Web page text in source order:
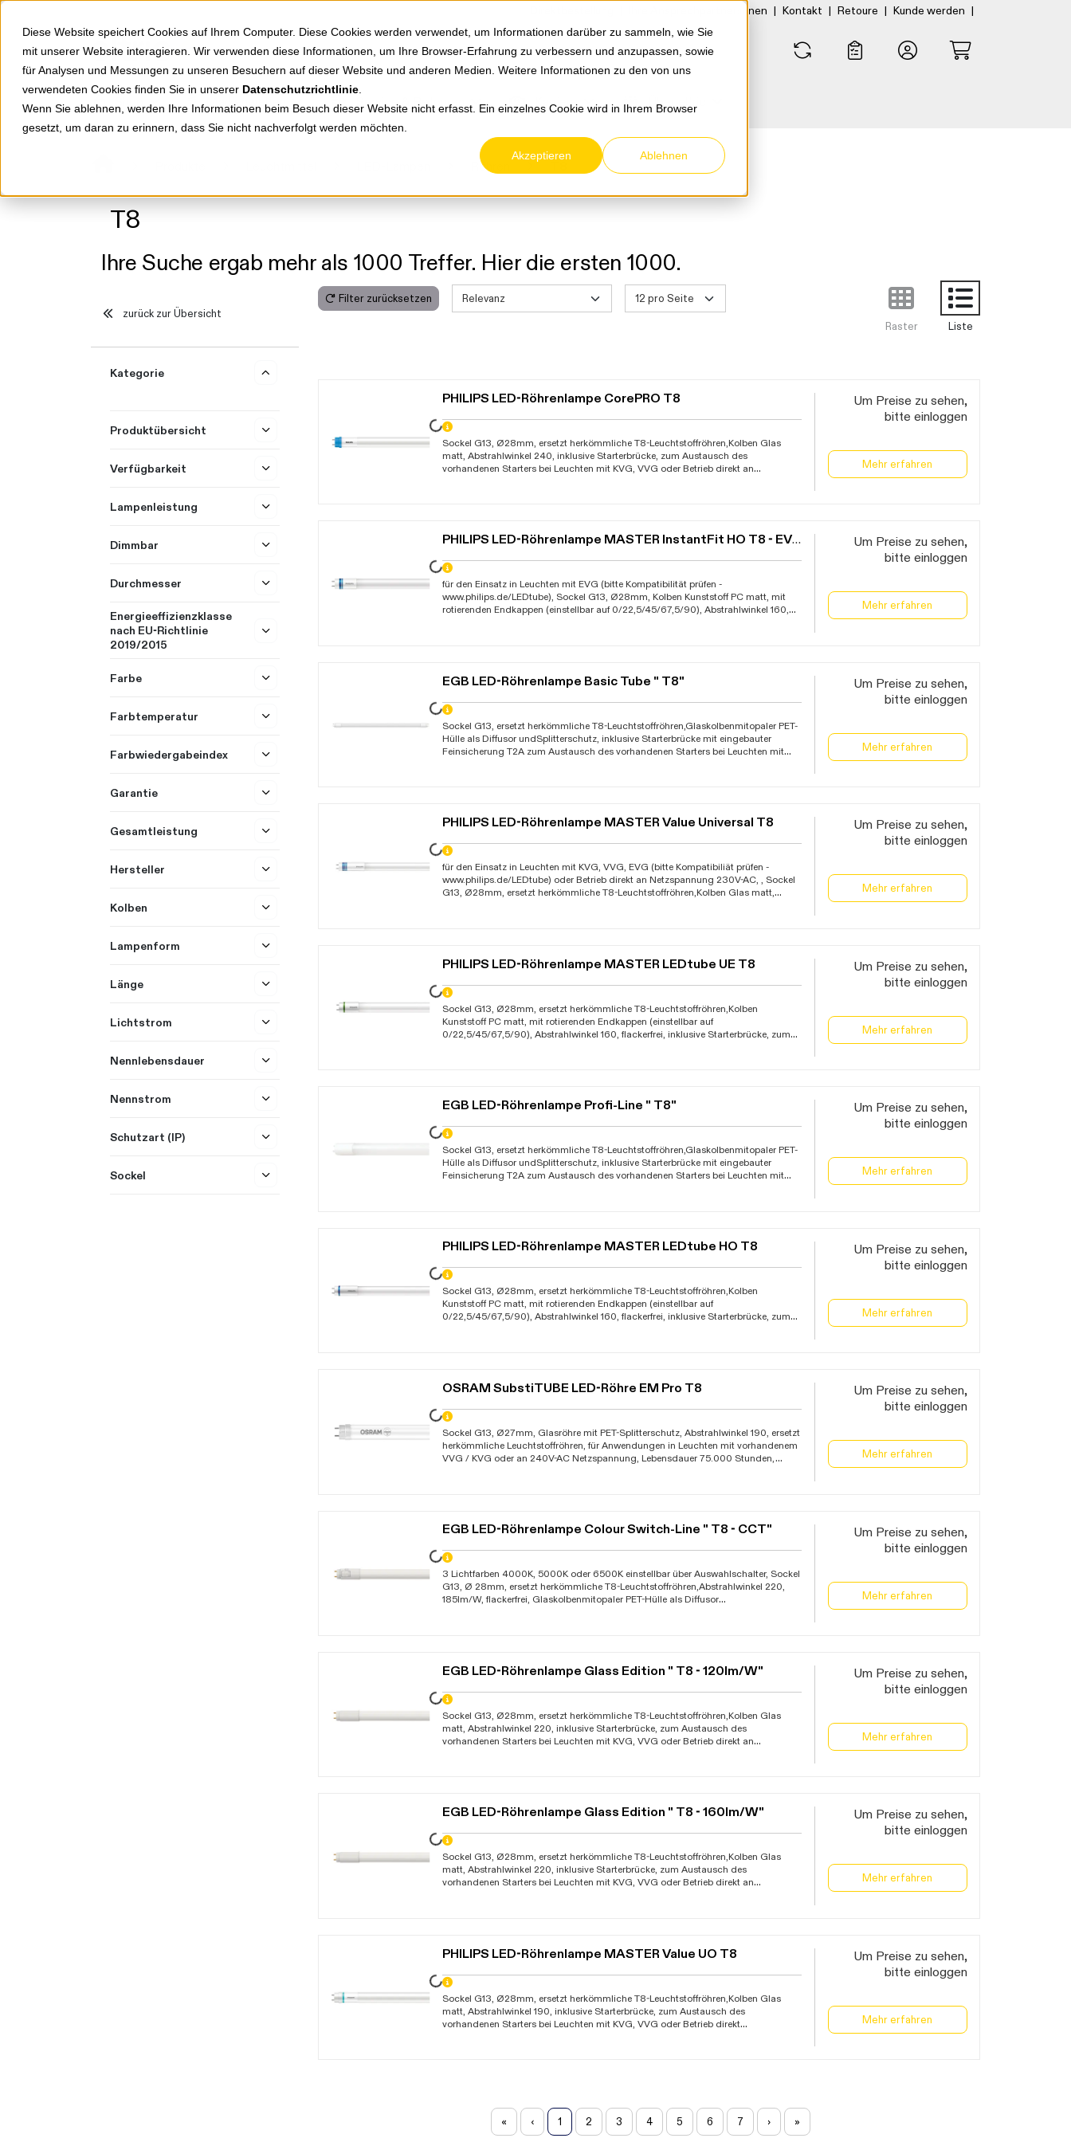
Diese Website speichert Cookies auf Ihrem Computer. Diese Cookies werden verwendet, um Informationen darüber zu sammeln, wie Sie
mit unserer Website interagieren. Wir verwenden diese Informationen, um Ihre Browser-Erfahrung zu verbessern und anzupassen, sowie
für Analysen und Messungen zu unseren Besuchern auf dieser Website und anderen Medien. Weitere Informationen zu den von uns
verwendeten Cookies finden Sie in unserer Datenschutzrichtlinie
Wenn Sie ablehnen, werden Ihre Informationen beim Besuch dieser Website nicht erfasst. Ein einzelnes Cookie wird in Ihrem Browser
gesetzt, um daran zu erinnern, dass Sie nicht nachverfolgt werden möchten.
Akzeptieren Ablehnen
Springe zu Hauptinhalt Ihre Ansprechpartner:innen | Kontakt | Retoure | Kunde werden |
Markenwelten Service & Retouren Karriere Über eltric
Röhren
T8
Ihre Suche ergab mehr als 1000 Treffer. Hier die ersten 1000.
zurück zur Übersicht
Kategorie
Produktübersicht
Verfügbarkeit
Lampenleistung
Dimmbar
Durchmesser
Energieeffizienzklasse
nach EU-Richtlinie
2019/2015
Farbe
Farbtemperatur
Farbwiedergabeindex
Garantie
Gesamtleistung
Hersteller
Kolben
Lampenform
Länge
Lichtstrom
Nennlebensdauer
Nennstrom
Schutzart (IP)
Sockel
Filter zurücksetzen
Raster Liste
PHILIPS LED-Röhrenlampe CorePRO T8
Daten werden geladen. Bitte warten...
Sockel G13, Ø28mm, ersetzt herkömmliche T8-Leuchtstoffröhren,Kolben Glas
matt, Abstrahlwinkel 240, inklusive Starterbrücke, zum Austausch des
vorhandenen Starters bei Leuchten mit KVG, VVG oder Betrieb direkt an
Um Preise zu sehen,
bitte einloggen
Mehr erfahren
PHILIPS LED-Röhrenlampe MASTER InstantFit HO T8 - EVG
Daten werden geladen. Bitte warten...
für den Einsatz in Leuchten mit EVG (bitte Kompatibilität prüfen -
www.philips.de/LEDtube), Sockel G13, Ø28mm, Kolben Kunststoff PC matt, mit
rotierenden Endkappen (einstellbar auf 0/22,5/45/67,5/90), Abstrahlwinkel 160,
Um Preise zu sehen,
bitte einloggen
Mehr erfahren
EGB LED-Röhrenlampe Basic Tube " T8"
Daten werden geladen. Bitte warten...
Sockel G13, ersetzt herkömmliche T8-Leuchtstoffröhren,Glaskolbenmitopaler PET-
Hülle als Diffusor undSplitterschutz, inklusive Starterbrücke mit eingebauter
Feinsicherung T2A zum Austausch des vorhandenen Starters bei Leuchten mit
Um Preise zu sehen,
bitte einloggen
Mehr erfahren
PHILIPS LED-Röhrenlampe MASTER Value Universal T8
Daten werden geladen. Bitte warten...
für den Einsatz in Leuchten mit KVG, VVG, EVG (bitte Kompatibiliät prüfen -
www.philips.de/LEDtube) oder Betrieb direkt an Netzspannung 230V-AC, , Sockel
G13, Ø28mm, ersetzt herkömmliche T8-Leuchtstoffröhren,Kolben Glas matt,
Um Preise zu sehen,
bitte einloggen
Mehr erfahren
PHILIPS LED-Röhrenlampe MASTER LEDtube UE T8
Daten werden geladen. Bitte warten...
Sockel G13, Ø28mm, ersetzt herkömmliche T8-Leuchtstoffröhren,Kolben
Kunststoff PC matt, mit rotierenden Endkappen (einstellbar auf
0/22,5/45/67,5/90), Abstrahlwinkel 160, flackerfrei, inklusive Starterbrücke, zum
Umgebungstemperatur -20C bis +45C, KEMA KEUR, Garantie 5 Jahre
Um Preise zu sehen,
bitte einloggen
Mehr erfahren
EGB LED-Röhrenlampe Profi-Line " T8"
Daten werden geladen. Bitte warten...
Sockel G13, ersetzt herkömmliche T8-Leuchtstoffröhren,Glaskolbenmitopaler PET-
Hülle als Diffusor undSplitterschutz, inklusive Starterbrücke mit eingebauter
Feinsicherung T2A zum Austausch des vorhandenen Starters bei Leuchten mit
Um Preise zu sehen,
bitte einloggen
Mehr erfahren
PHILIPS LED-Röhrenlampe MASTER LEDtube HO T8
Daten werden geladen. Bitte warten...
Sockel G13, Ø28mm, ersetzt herkömmliche T8-Leuchtstoffröhren,Kolben
Kunststoff PC matt, mit rotierenden Endkappen (einstellbar auf
0/22,5/45/67,5/90), Abstrahlwinkel 160, flackerfrei, inklusive Starterbrücke, zum
Umgebungstemperatur -20C bis +45C, KEMA KEUR, Garantie 5 Jahre
Um Preise zu sehen,
bitte einloggen
Mehr erfahren
OSRAM SubstiTUBE LED-Röhre EM Pro T8
Daten werden geladen. Bitte warten...
Sockel G13, Ø27mm, Glasröhre mit PET-Splitterschutz, Abstrahlwinkel 190, ersetzt
herkömmliche Leuchtstoffröhren, für Anwendungen in Leuchten mit vorhandenem
VVG / KVG oder an 240V-AC Netzspannung, Lebensdauer 75.000 Stunden,
nach EU 2019/2020, 240V-AC, VDE, EEK: C/D
Um Preise zu sehen,
bitte einloggen
Mehr erfahren
EGB LED-Röhrenlampe Colour Switch-Line " T8 - CCT"
Daten werden geladen. Bitte warten...
3 Lichtfarben 4000K, 5000K oder 6500K einstellbar über Auswahlschalter, Sockel
G13, Ø 28mm, ersetzt herkömmliche T8-Leuchtstoffröhren,Abstrahlwinkel 220,
185lm/W, flackerfrei, Glaskolbenmitopaler PET-Hülle als Diffusor
Garantie 5 Jahre Die Gesamtenergieeffizienz und Lichtverteilung wird von der
Um Preise zu sehen,
bitte einloggen
Mehr erfahren
EGB LED-Röhrenlampe Glass Edition " T8 - 120lm/W"
Daten werden geladen. Bitte warten...
Sockel G13, Ø28mm, ersetzt herkömmliche T8-Leuchtstoffröhren,Kolben Glas
matt, Abstrahlwinkel 220, inklusive Starterbrücke, zum Austausch des
vorhandenen Starters bei Leuchten mit KVG, VVG oder Betrieb direkt an
Um Preise zu sehen,
bitte einloggen
Mehr erfahren
EGB LED-Röhrenlampe Glass Edition " T8 - 160lm/W"
Daten werden geladen. Bitte warten...
Sockel G13, Ø28mm, ersetzt herkömmliche T8-Leuchtstoffröhren,Kolben Glas
matt, Abstrahlwinkel 220, inklusive Starterbrücke, zum Austausch des
vorhandenen Starters bei Leuchten mit KVG, VVG oder Betrieb direkt an
Um Preise zu sehen,
bitte einloggen
Mehr erfahren
PHILIPS LED-Röhrenlampe MASTER Value UO T8
Daten werden geladen. Bitte warten...
Sockel G13, Ø28mm, ersetzt herkömmliche T8-Leuchtstoffröhren,Kolben Glas
matt, Abstrahlwinkel 190, inklusive Starterbrücke, zum Austausch des
vorhandenen Starters bei Leuchten mit KVG, VVG oder Betrieb direkt
Um Preise zu sehen,
bitte einloggen
Mehr erfahren
« ‹ 1 2 3 4 5 6 7 › »